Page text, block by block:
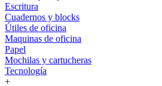
Escritura
Cuadernos y blocks
Útiles de oficina
Maquinas de oficina
Papel
Mochilas y cartucheras
Tecnología
+